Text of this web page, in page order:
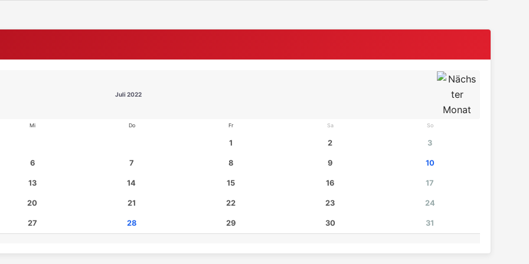
Juli 2022
Mi Do Fr Sa So
1 2 3
6 7 8 9 10
13 14 15 16 17
20 21 22 23 24
27 28 29 30 31